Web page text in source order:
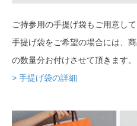
ご持参用の手提げ袋もご用意して
手提げ袋をご希望の場合には、
の数量分お付けさせて頂きます。
> 手提げ袋の詳細